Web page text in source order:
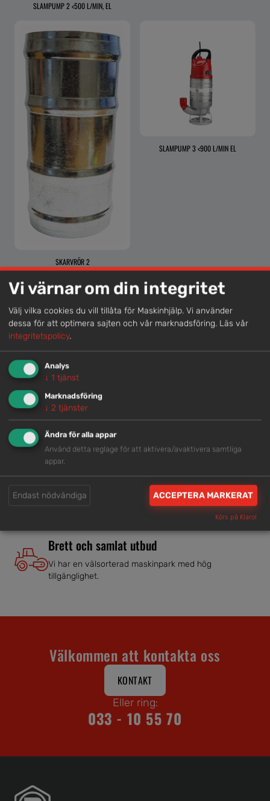
SLAMPUMP 2 <500 L/MIN, EL
SKARVRÖR 2
SLAMPUMP 3 <900 L/MIN EL
Lokal kompetens
Snabb service
Vi har tillgänglig personal som är redo att hjälpa dig.
Trygg rådgivning
Våra hjälpsamma medarbetare är experter inom
branschen.
Brett och samlat utbud
Vi har en välsorterad maskinpark med hög
tillgänglighet.
Välkommen att kontakta oss
KONTAKT
Eller ring:
033 - 10 55 70
Vi värnar om din integritet
Välj vilka cookies du vill tillåta för Maskinhjälp. Vi använder
dessa för att optimera sajten och vår marknadsföring. Läs vår
integritetspolicy.
Analys
↓ 1 tjänst
Marknadsföring
↓ 2 tjänster
Ändra för alla appar
Använd detta reglage för att aktivera/avaktivera samtliga
appar.
Endast nödvändiga ACCEPTERA MARKERAT
Körs på Klaro!